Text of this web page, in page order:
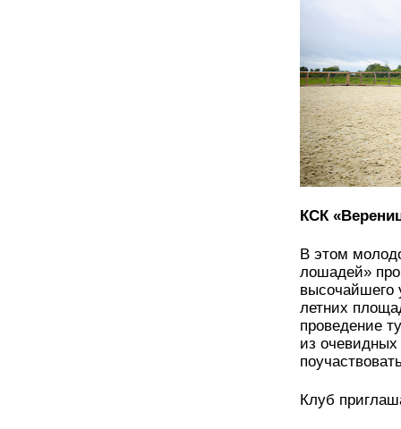
КСК
В этом
лошадей»
высочайшего
летних
проведение
из очевидных
Клуб